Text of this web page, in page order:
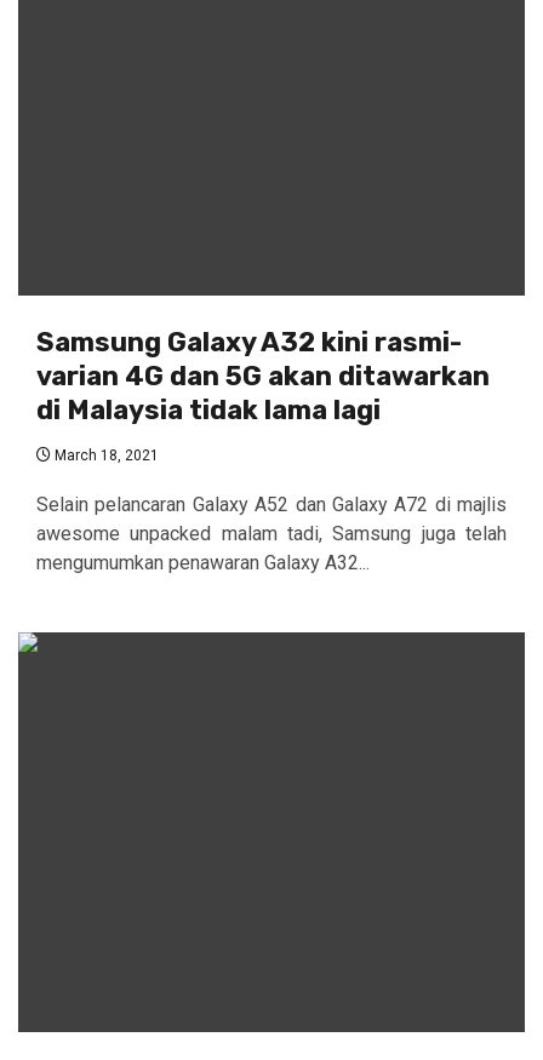
Samsung Galaxy A32 kini rasmi-
varian 4G dan 5G akan ditawarkan
di Malaysia tidak lama lagi
March 18, 2021
Selain pelancaran Galaxy A52 dan Galaxy A72 di majlis
awesome unpacked malam tadi, Samsung juga telah
mengumumkan penawaran Galaxy A32...